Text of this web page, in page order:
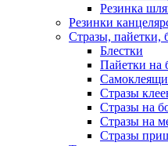
Резинка
Резинки
Стразы, пайетки,
Блестки
Пайетки на
Стразы
Стразы на
Стразы на
Стразы